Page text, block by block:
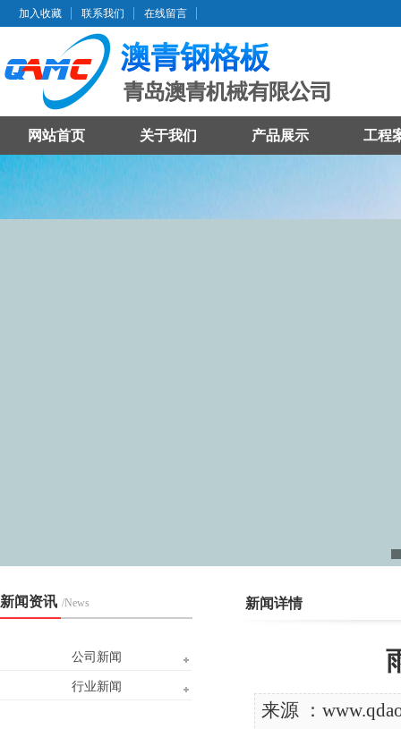
加入收藏 联系我们 在线留言
网站首页 关于我们 产品展示 工程
新闻资讯 /News
公司新闻
行业新闻
新闻详情
来源 ：